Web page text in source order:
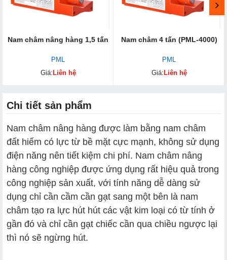
Nam châm nâng hàng 1,5 tấn
PML
Giá: Liên hệ
Nam châm 4 tấn (PML-4000)
PML
Giá: Liên hệ
Chi tiết sản phẩm
Nam châm nâng hàng được làm bằng nam châm
đất hiếm có lực từ bề mặt cực mạnh, không sử dụng
điện năng nên tiết kiệm chi phí. Nam châm nâng
hàng công nghiệp được ứng dụng rất hiệu quả trong
công nghiệp sản xuất, với tính năng dễ dàng sử
dụng chỉ cần cầm cần gạt sang một bên là nam
châm tạo ra lực hút hút các vật kim loại có từ tính ở
gần đó và chỉ cần gạt chiếc cần qua chiều ngược lại
thì nó sẽ ngừng hút.